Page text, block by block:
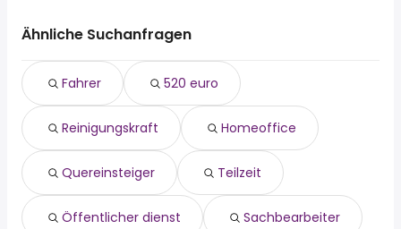
Winnenden
Tamm
Steinheim An Der Murr
Möglingen
Korb
fahrer
reinigungskraft
homeoffice
quereinsteiger
teilzeit
Öffentlicher dienst
sachbearbeiter
lager
bürokaufmann
Ähnliche Suchanfragen
Fahrer 520 euro
Reinigungskraft Homeoffice
Quereinsteiger Teilzeit
Öffentlicher dienst Sachbearbeiter